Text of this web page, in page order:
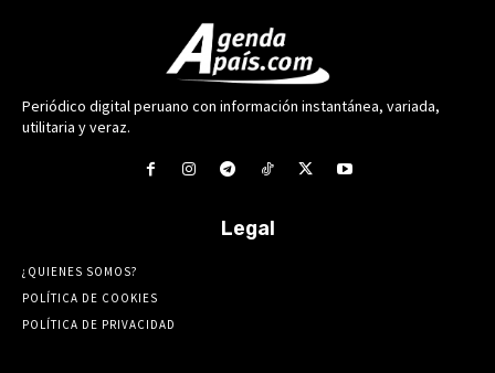
Periódico digital peruano con información instantánea, variada,
utilitaria y veraz.
Legal
¿QUIENES SOMOS?
POLÍTICA DE COOKIES
POLÍTICA DE PRIVACIDAD